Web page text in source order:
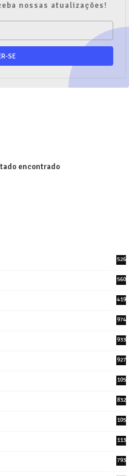
nossas atualizações!
encontrado
526
560
419
974
933
927
105
832
105
113
793